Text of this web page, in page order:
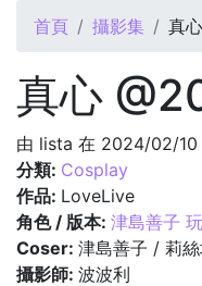
您在這裡
首頁 攝影集 真
真心
由 lista 在 2024/02/10
分類: Cosplay
作品: LoveLive
角色 / 版本: 津島善子
Coser: 津島善子 / 莉
攝影師: 波波利